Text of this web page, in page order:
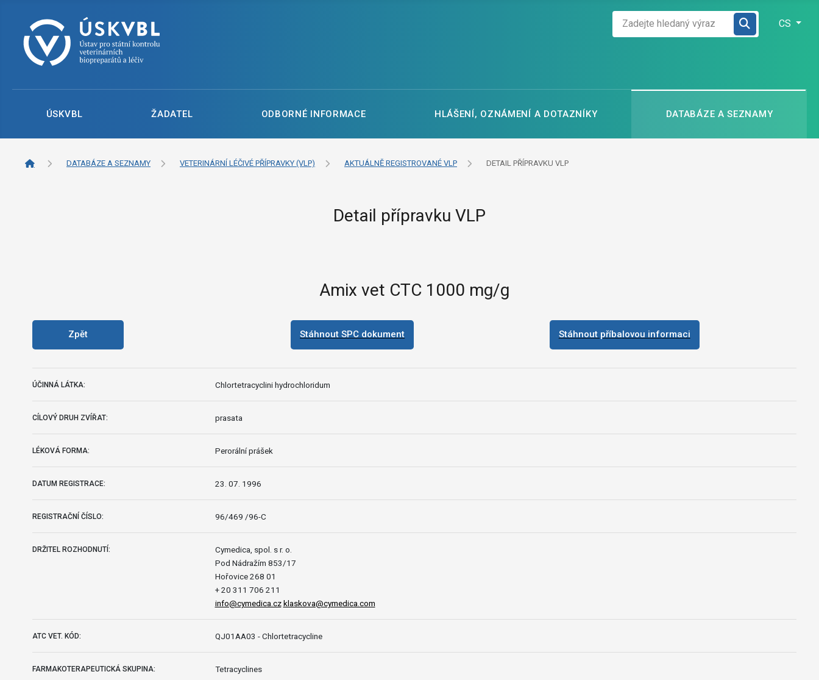
CS
ÚSKVBL ŽADATEL ODBORNÉ INFORMACE HLÁŠENÍ, OZNÁMENÍ A DOTAZNÍKY DATABÁZE A SEZNAMY
DATABÁZE A SEZNAMY VETERINÁRNÍ LÉČIVÉ PŘÍPRAVKY (VLP) AKTUÁLNĚ REGISTROVANÉ VLP DETAIL PŘÍPRAVKU VLP
Detail přípravku VLP
Amix vet CTC 1000 mg/g
Zpět Stáhnout SPC dokument Stáhnout příbalovou informaci
ÚČINNÁ LÁTKA: Chlortetracyclini hydrochloridum
CÍLOVÝ DRUH ZVÍŘAT: prasata
LÉKOVÁ FORMA: Perorální prášek
DATUM REGISTRACE: 23. 07. 1996
REGISTRAČNÍ ČÍSLO: 96/469 /96-C
DRŽITEL ROZHODNUTÍ:
Cymedica, spol. s r. o.
Pod Nádražím 853/17
Hořovice 268 01
+ 20 311 706 211
info@cymedica.cz klaskova@cymedica.com
ATC VET. KÓD: QJ01AA03 - Chlortetracycline
FARMAKOTERAPEUTICKÁ SKUPINA: Tetracyclines